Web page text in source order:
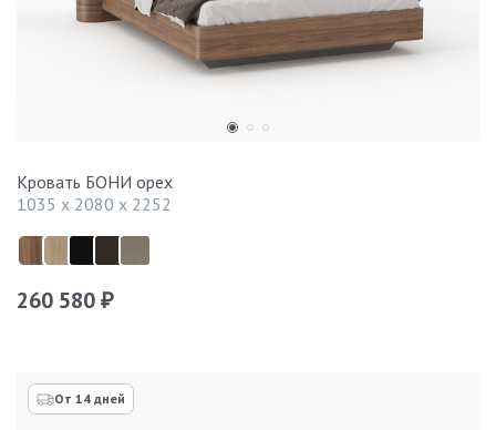
Кровать БОНИ орех
1035 x 2080 x 2252
260 580 ₽
От 14 дней